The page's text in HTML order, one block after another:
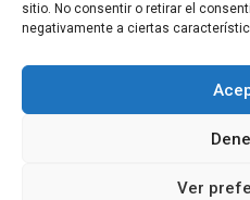
sitio. No consentir o retirar el
negativamente a ciertas
Ver
Copyright Colegio Oficial de